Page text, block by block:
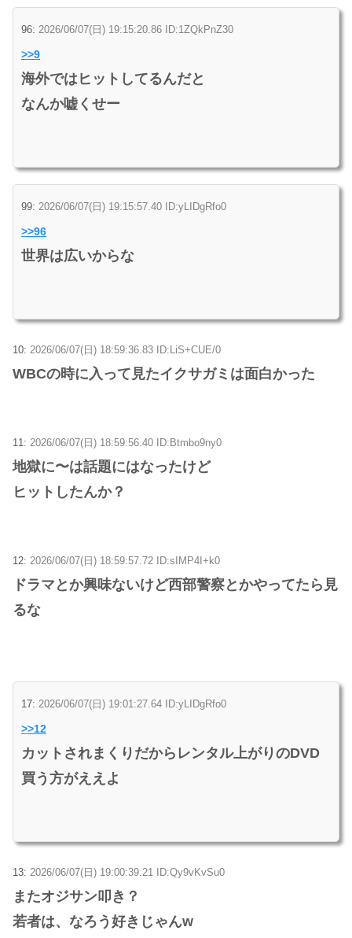
96: 2026/06/07(日) 19:15:20.86 ID:1ZQkPnZ30
>>9
海外ではヒットしてるんだと
なんか嘘くせー
99: 2026/06/07(日) 19:15:57.40 ID:yLIDgRfo0
>>96
世界は広いからな
10: 2026/06/07(日) 18:59:36.83 ID:LiS+CUE/0
WBCの時に入って見たイクサガミは面白かった
11: 2026/06/07(日) 18:59:56.40 ID:Btmbo9ny0
地獄に〜は話題にはなったけど
ヒットしたんか？
12: 2026/06/07(日) 18:59:57.72 ID:sIMP4I+k0
ドラマとか興味ないけど西部警察とかやってたら見
るな
17: 2026/06/07(日) 19:01:27.64 ID:yLIDgRfo0
>>12
カットされまくりだからレンタル上がりのDVD
買う方がええよ
13: 2026/06/07(日) 19:00:39.21 ID:Qy9vKvSu0
またオジサン叩き？
若者は、なろう好きじゃんw